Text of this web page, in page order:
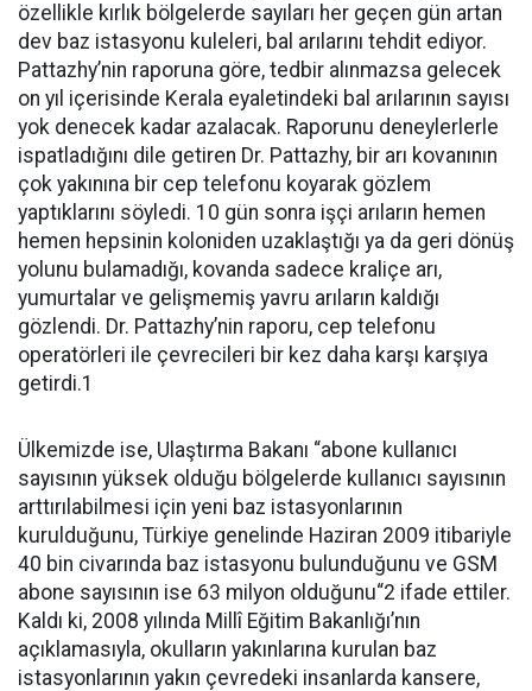
özellikle kırlık bölgelerde sayıları her geçen gün artan
dev baz istasyonu kuleleri, bal arılarını tehdit ediyor.
Pattazhy’nin raporuna göre, tedbir alınmazsa gelecek
on yıl içerisinde Kerala eyaletindeki bal arılarının sayısı
yok denecek kadar azalacak. Raporunu deneylerlerle
ispatladığını dile getiren Dr. Pattazhy, bir arı kovanının
çok yakınına bir cep telefonu koyarak gözlem
yaptıklarını söyledi. 10 gün sonra işçi arıların hemen
hemen hepsinin koloniden uzaklaştığı ya da geri dönüş
yolunu bulamadığı, kovanda sadece kraliçe arı,
yumurtalar ve gelişmemiş yavru arıların kaldığı
gözlendi. Dr. Pattazhy’nin raporu, cep telefonu
operatörleri ile çevrecileri bir kez daha karşı karşıya
getirdi.1
Ülkemizde ise, Ulaştırma Bakanı “abone kullanıcı
sayısının yüksek olduğu bölgelerde kullanıcı sayısının
arttırılabilmesi için yeni baz istasyonlarının
kurulduğunu, Türkiye genelinde Haziran 2009 itibariyle
40 bin civarında baz istasyonu bulunduğunu ve GSM
abone sayısının ise 63 milyon olduğunu“2 ifade ettiler.
Kaldı ki, 2008 yılında Millî Eğitim Bakanlığı’nın
açıklamasıyla, okulların yakınlarına kurulan baz
istasyonlarının yakın çevredeki insanlarda kansere,